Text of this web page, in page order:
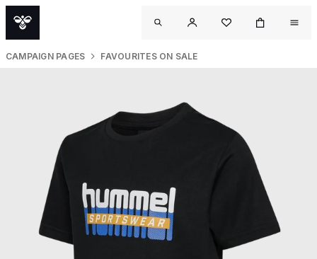
CAMPAIGN PAGES FAVOURITES ON SALE